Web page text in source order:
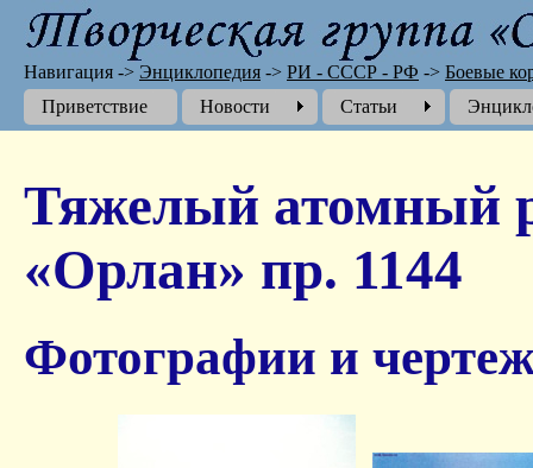
Тяжелый атомный
«Орлан» пр. 1144
Фотографии и
Навигация -> Энциклопедия -> РИ - СССР - РФ -> Боевые
Приветствие
Новости Cтатьи